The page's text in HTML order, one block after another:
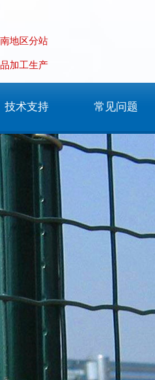
地区分站
加工生产
技术支持 常见问题